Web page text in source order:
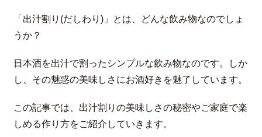
「出汁割り(だしわり)」とは、どんな飲み物なのでしょ
うか？
日本酒を出汁で割ったシンプルな飲み物なのです。しか
し、その魅惑の美味しさにお酒好きを魅了しています。
この記事では、出汁割りの美味しさの秘密やご家庭で楽
しめる作り方をご紹介していきます。